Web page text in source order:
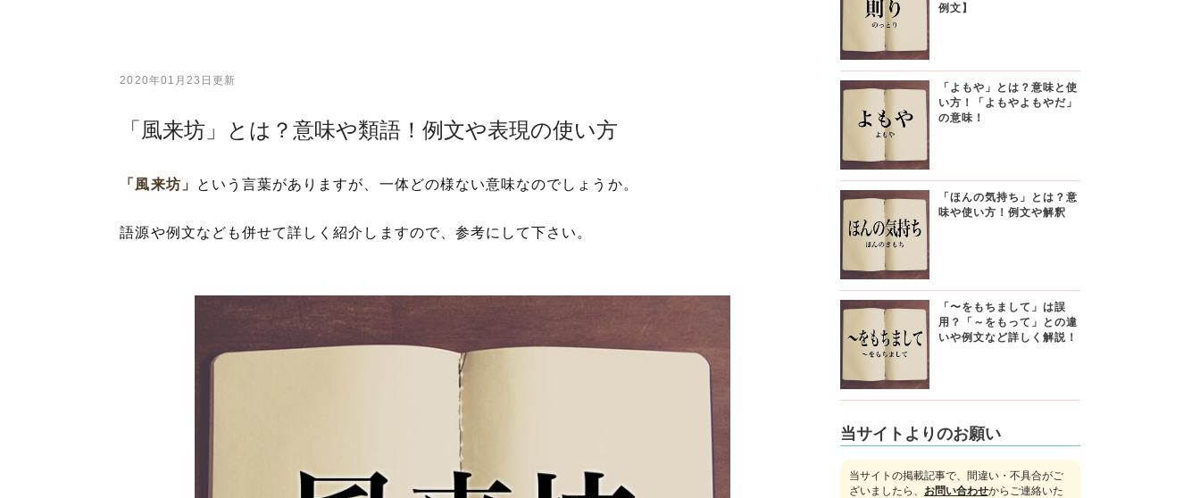
2020年01月23日更新
「風来坊」とは？意味や類語！例文や表現の使い方
「風来坊」 という言葉がありますが、一体どの様ない意味なのでしょうか。
語源や例文なども併せて詳しく紹介しますので、参考にして下さい。
例文】
「よもや」とは？意味と使
い方！「よもやよもやだ」
の意味！
「ほんの気持ち」とは？意
味や使い方！例文や解釈
「〜をもちまして」は誤
用？「～をもって」との違
いや例文など詳しく解説！
当サイトよりのお願い
当サイトの掲載記事で、間違い・不具合がご
ざいましたら、 お問い合わせからご連絡いた